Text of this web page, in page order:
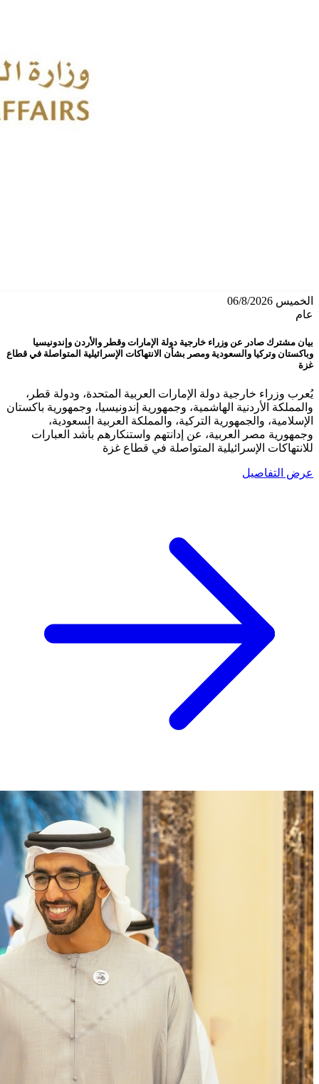
الخميس 06/8/2026
عام
بيان مشترك صادر عن وزراء خارجية دولة الإمارات وقطر والأردن وإندونيسيا
وباكستان وتركيا والسعودية ومصر بشأن الانتهاكات الإسرائيلية المتواصلة في قطاع
غزة
يُعرب وزراء خارجية دولة الإمارات العربية المتحدة، ودولة قطر،
والمملكة الأردنية الهاشمية، وجمهورية إندونيسيا، وجمهورية باكستان
الإسلامية، والجمهورية التركية، والمملكة العربية السعودية،
وجمهورية مصر العربية، عن إدانتهم واستنكارهم بأشد العبارات
للانتهاكات الإسرائيلية المتواصلة في قطاع غزة
عرض التفاصيل